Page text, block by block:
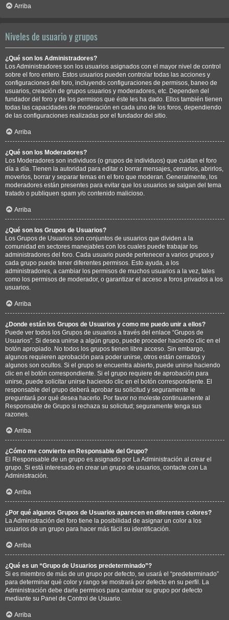
Arriba
Niveles de usuario y grupos
¿Qué son los Administradores?
Los Administradores son los usuarios asignados con el mayor nivel de control
sobre el foro entero. Estos usuarios pueden controlar todas las acciones y
configuraciones del foro, incluyendo configuraciones de permisos, baneo de
usuarios, creación de grupos usuarios y moderadores, etc. Dependen del
fundador del foro y de los permisos que éste les ha dado. Ellos también tienen
todas las capacidades de moderación en cada uno de los foros, dependiendo
de las configuraciones realizadas por el fundador del sitio.
Arriba
¿Qué son los Moderadores?
Los Moderadores son individuos (o grupos de individuos) que cuidan el foro
día a día. Tienen la autoridad para editar o borrar mensajes, cerrarlos, abrirlos,
moverlos, borrar y separar temas en el foro que moderan. Generalmente, los
moderadores están presentes para evitar que los usuarios se salgan del tema
tratado o publiquen spam y/o contenido malicioso.
Arriba
¿Qué son los Grupos de Usuarios?
Los Grupos de Usuarios son conjuntos de usuarios que dividen a la
comunidad en sectores manejables con los cuales puede trabajar los
administradores del foro. Cada usuario puede pertenecer a varios grupos y
cada grupo puede tener diferentes permisos. Esto ayuda, a los
administradores, a cambiar los permisos de muchos usuarios a la vez, tales
como los permisos de moderador, o garantizar el acceso a foros privados a los
usuarios.
Arriba
¿Donde están los Grupos de Usuarios y como me puedo unir a ellos?
Puede ver todos los Grupos de usuarios a través del enlace “Grupos de
Usuarios”. Si desea unirse a algún grupo, puede proceder haciendo clic en el
botón apropiado. No todos los grupos tienen libre acceso. Sin embargo,
algunos requieren aprobación para poder unirse, otros están cerrados y
algunos son ocultos. Si el grupo se encuentra abierto, puede unirse haciendo
clic en el botón correspondiente. Si el grupo requiere de aprobación para
unirse, puede solicitar unirse haciendo clic en el botón correspondiente. El
responsable del grupo deberá aprobar su solicitud y seguramente le
preguntará por qué desea hacerlo. Por favor no moleste continuamente al
Responsable de Grupo si rechaza su solicitud; seguramente tenga sus
razones.
Arriba
¿Cómo me convierto en Responsable del Grupo?
El Responsable de un grupo es asignado por La Administración al crear el
grupo. Si está interesado en crear un grupo de usuarios, contacte con La
Administración.
Arriba
¿Por qué algunos Grupos de Usuarios aparecen en diferentes colores?
La Administración del foro tiene la posibilidad de asignar un color a los
usuarios de un grupo para hacer más fácil su identificación.
Arriba
¿Qué es un “Grupo de Usuarios predeterminado”?
Si es miembro de más de un grupo por defecto, se usará el “predeterminado”
para determinar qué color y rango se mostrará por defecto en su perfil. La
Administración debe darle permisos para cambiar su grupo por defecto
mediante su Panel de Control de Usuario.
Arriba